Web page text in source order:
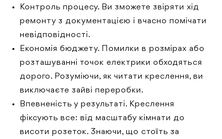
Контроль процесу. Ви зможете звіряти хід
ремонту з документацією і вчасно помічати
невідповідності.
Економія бюджету. Помилки в розмірах або
розташуванні точок електрики обходяться
дорого. Розуміючи, як читати креслення, ви
виключаєте зайві переробки.
Впевненість у результаті. Креслення
фіксують все: від масштабу кімнати до
висоти розеток. Знаючи, що стоїть за